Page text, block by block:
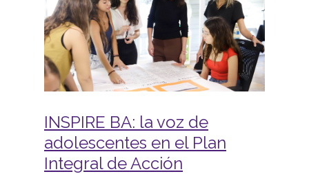
INSPIRE BA: la voz de
adolescentes en el Plan
Integral de Acción